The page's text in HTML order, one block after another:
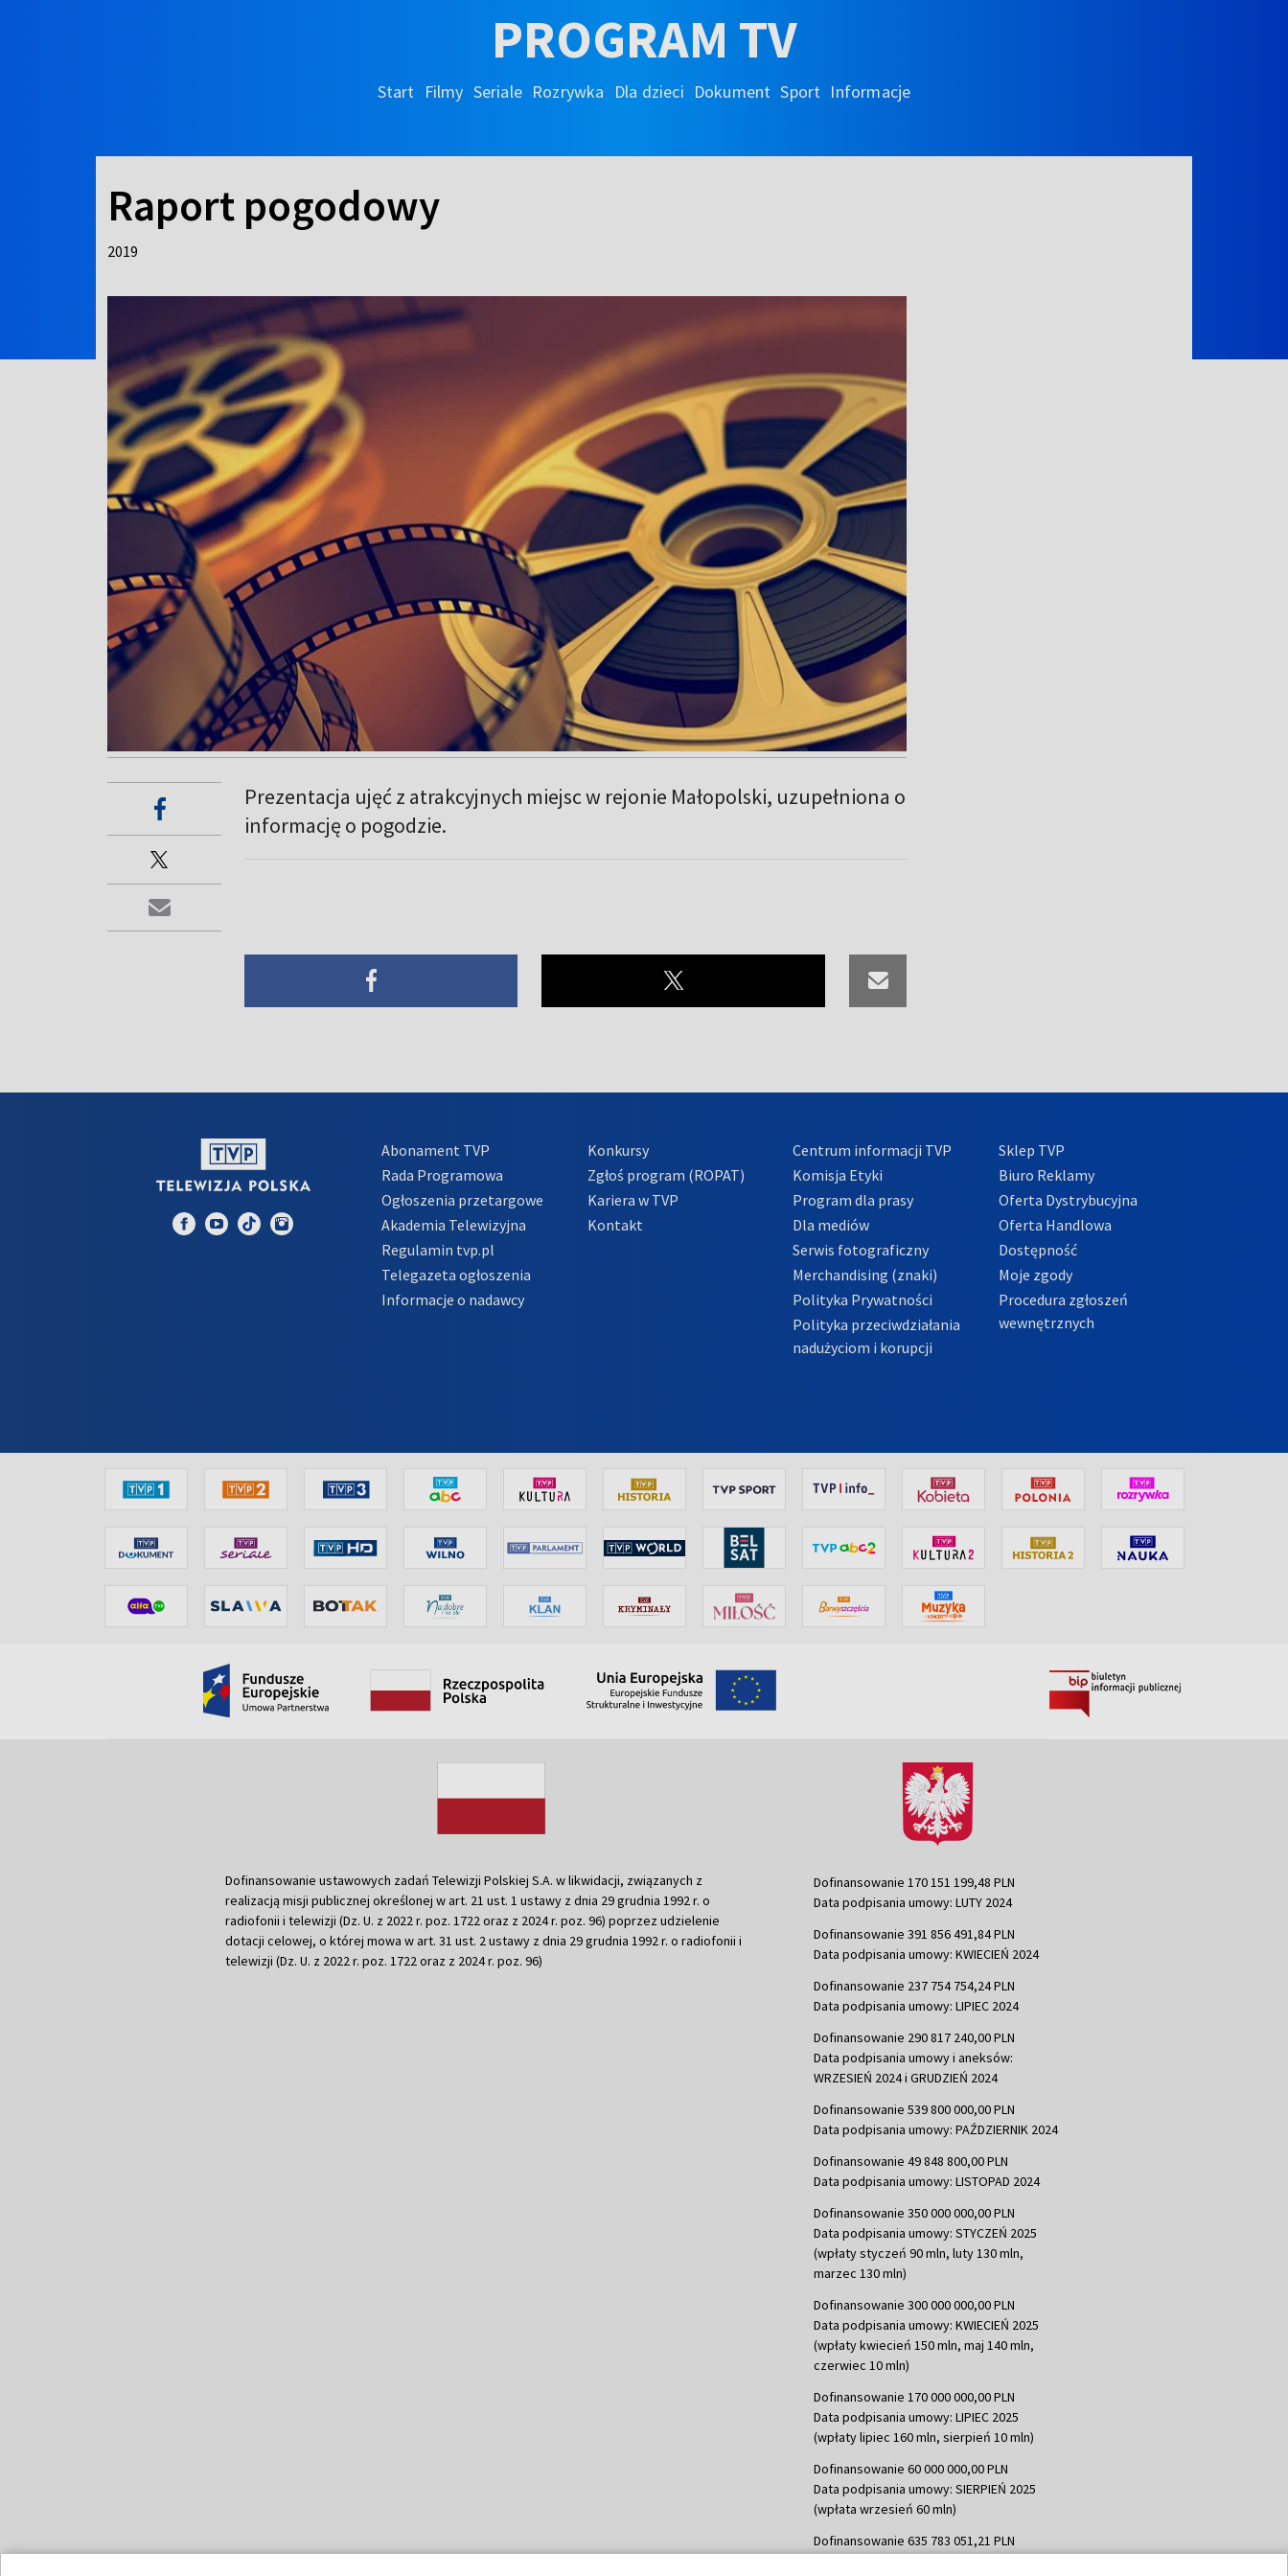
PROGRAM TV
Start Filmy Seriale Rozrywka Dla dzieci Dokument Sport Informacje
Raport pogodowy
2019
Prezentacja ujęć z atrakcyjnych miejsc w rejonie Małopolski, uzupełniona o
informację o pogodzie.
Abonament TVP
Rada Programowa
Ogłoszenia przetargowe
Akademia Telewizyjna
Regulamin tvp.pl
Telegazeta ogłoszenia
Informacje o nadawcy
Konkursy
Zgłoś program (ROPAT)
Kariera w TVP
Kontakt
Centrum informacji TVP
Komisja Etyki
Program dla prasy
Dla mediów
Serwis fotograficzny
Merchandising (znaki)
Polityka Prywatności
Polityka przeciwdziałania
nadużyciom i korupcji
Sklep TVP
Biuro Reklamy
Oferta Dystrybucyjna
Oferta Handlowa
Dostępność
Moje zgody
Procedura zgłoszeń
wewnętrznych
Dofinansowanie ustawowych zadań Telewizji Polskiej S.A. w likwidacji, związanych z
realizacją misji publicznej określonej w art. 21 ust. 1 ustawy z dnia 29 grudnia 1992 r. o
radiofonii i telewizji (Dz. U. z 2022 r. poz. 1722 oraz z 2024 r. poz. 96) poprzez udzielenie
dotacji celowej, o której mowa w art. 31 ust. 2 ustawy z dnia 29 grudnia 1992 r. o radiofonii i
telewizji (Dz. U. z 2022 r. poz. 1722 oraz z 2024 r. poz. 96)
Dofinansowanie 170 151 199,48 PLN
Data podpisania umowy: LUTY 2024
Dofinansowanie 391 856 491,84 PLN
Data podpisania umowy: KWIECIEŃ 2024
Dofinansowanie 237 754 754,24 PLN
Data podpisania umowy: LIPIEC 2024
Dofinansowanie 290 817 240,00 PLN
Data podpisania umowy i aneksów:
WRZESIEŃ 2024 i GRUDZIEŃ 2024
Dofinansowanie 539 800 000,00 PLN
Data podpisania umowy: PAŹDZIERNIK 2024
Dofinansowanie 49 848 800,00 PLN
Data podpisania umowy: LISTOPAD 2024
Dofinansowanie 350 000 000,00 PLN
Data podpisania umowy: STYCZEŃ 2025
(wpłaty styczeń 90 mln, luty 130 mln,
marzec 130 mln)
Dofinansowanie 300 000 000,00 PLN
Data podpisania umowy: KWIECIEŃ 2025
(wpłaty kwiecień 150 mln, maj 140 mln,
czerwiec 10 mln)
Dofinansowanie 170 000 000,00 PLN
Data podpisania umowy: LIPIEC 2025
(wpłaty lipiec 160 mln, sierpień 10 mln)
Dofinansowanie 60 000 000,00 PLN
Data podpisania umowy: SIERPIEŃ 2025
(wpłata wrzesień 60 mln)
Dofinansowanie 635 783 051,21 PLN